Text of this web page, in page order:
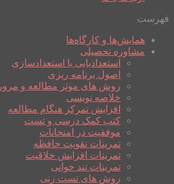
فهرست
همایش‌ها و کارگاه‌ها
مشاوره تحصیلی
استعدادیابی یا استعدادسازی
اصول برنامه ریزی
روش های موثر مطالعه و مرور
خلاصه نویسی
افزایش تمرکز هنگام مطالعه
کتب کمک درسی و تست
موفقیت در امتحانات
تمرینات تقویت حافظه
تمرینات افزایش خلاقیت
تمرینات تند خوانی
روش های تست زنی